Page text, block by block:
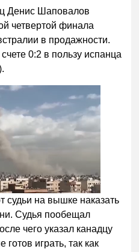
Денис Шаповалов
четвертой финала
в продажности.
0:2 в пользу испанца
судьи на вышке наказать
Судья пообещал
чего указал канадцу
готов играть, так как